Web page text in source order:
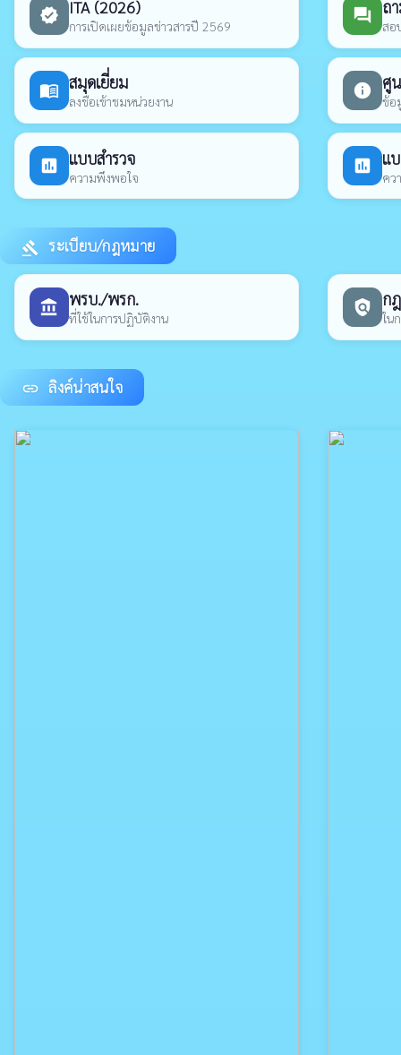
verified ITA (2026)
การเปิดเผยข้อมูลข่าวสารปี 2569
forum ถ
สอ
menu_book สมุดเยี่ยม
ลงชื่อเข้าชมหน่วยงาน
info ศู
ข้อ
poll แบบสำรวจ
ความพึงพอใจ
poll แ
คว
gavel ระเบียบ/กฎหมาย
account_balance พรบ./พรก.
ที่ใช้ในการปฏิบัติงาน
policy ก
ใน
link ลิงค์น่าสนใจ